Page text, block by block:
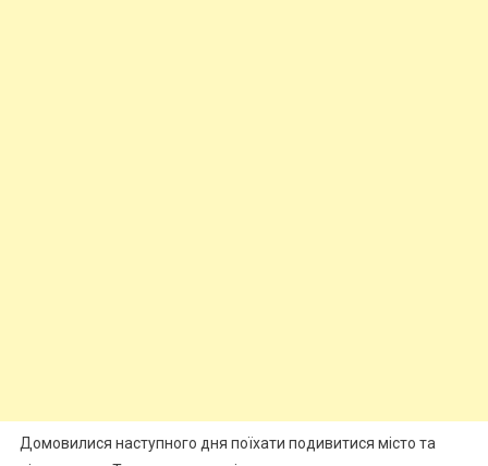
Домовилися наступного дня поїхати подивитися місто та